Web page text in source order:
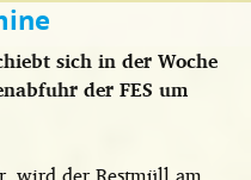
sich in der Woche
der FES um